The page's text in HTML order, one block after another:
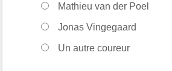
Mathieu van der Poel
Jonas Vingegaard
Un autre coureur